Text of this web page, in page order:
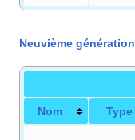
Neuvième génération
Nom Type